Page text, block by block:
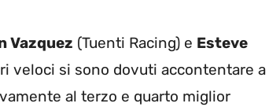
Vazquez (Tuenti Racing) e Esteve
veloci si sono dovuti accontentare a
al terzo e quarto miglior